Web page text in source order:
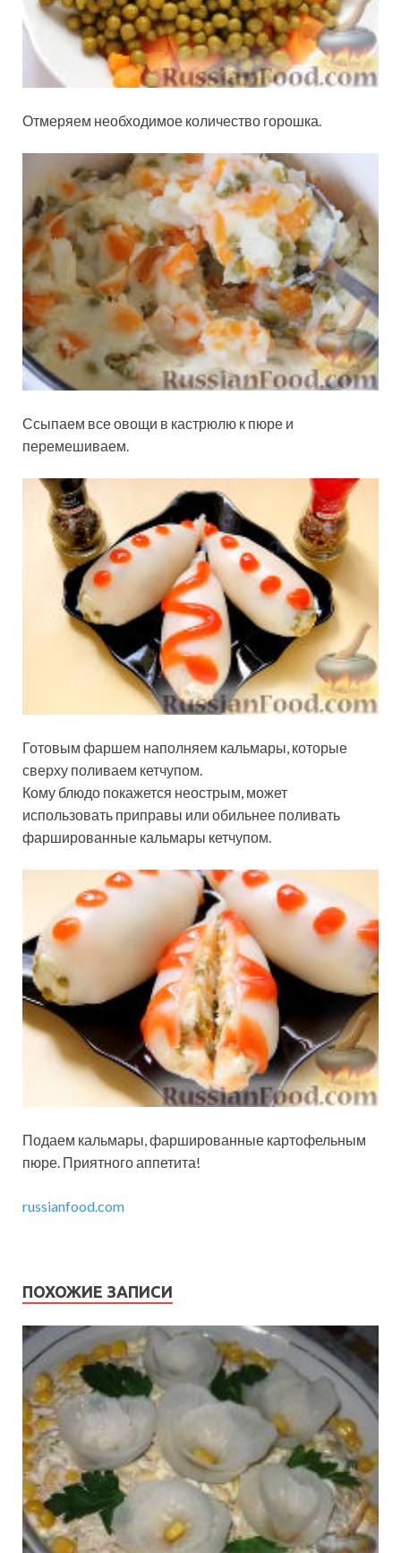
Отмеряем необходимое количество горошка.
Ссыпаем все овощи в кастрюлю к пюре и
перемешиваем.
Готовым фаршем наполняем кальмары, которые
сверху поливаем кетчупом.
Кому блюдо покажется неострым, может
использовать приправы или обильнее поливать
фаршированные кальмары кетчупом.
Подаем кальмары, фаршированные картофельным
пюре. Приятного аппетита!
russianfood.com
ПОХОЖИЕ ЗАПИСИ